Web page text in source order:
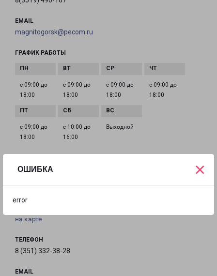
ОШИБКА
error
×
EMAIL
magnitogorsk@pecom.ru
ГРАФИК РАБОТЫ
с 09:00 до
18:00
с 09:00 до
18:00
с 09:00 до
18:00
с 09:00 до
18:00
с 09:00 до
18:00
с 10:00 до
16:00
Выходной
КАРТАЛЫ
Челябинская область, г. Карталы,ул. Братьев
Кашириных, д. 3Г
на карте
ТЕЛЕФОН
8 (351) 332-38-28
EMAIL